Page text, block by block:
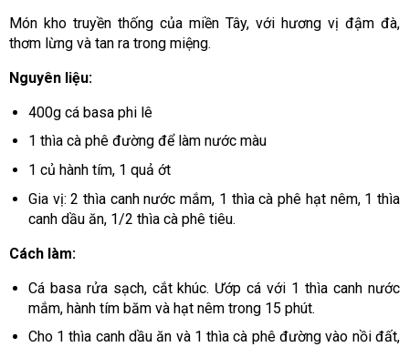
Món kho truyền thống của miền Tây, với hương vị đậm đà,
thơm lừng và tan ra trong miệng.
Nguyên liệu:
400g cá basa phi lê
1 thìa cà phê đường để làm nước màu
1 củ hành tím, 1 quả ớt
Gia vị: 2 thìa canh nước mắm, 1 thìa cà phê hạt nêm, 1 thìa
canh dầu ăn, 1/2 thìa cà phê tiêu.
Cách làm:
Cá basa rửa sạch, cắt khúc. Ướp cá với 1 thìa canh nước
mắm, hành tím băm và hạt nêm trong 15 phút.
Cho 1 thìa canh dầu ăn và 1 thìa cà phê đường vào nồi đất,